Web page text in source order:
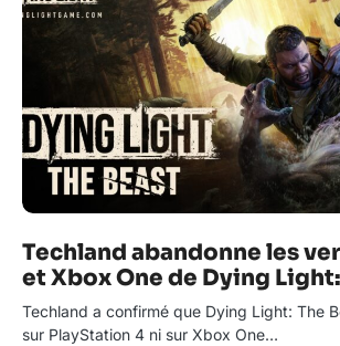
Techland abandonne les
et Xbox One de Dying
Techland a confirmé que Dying Light: The
sur PlayStation 4 ni sur Xbox One…